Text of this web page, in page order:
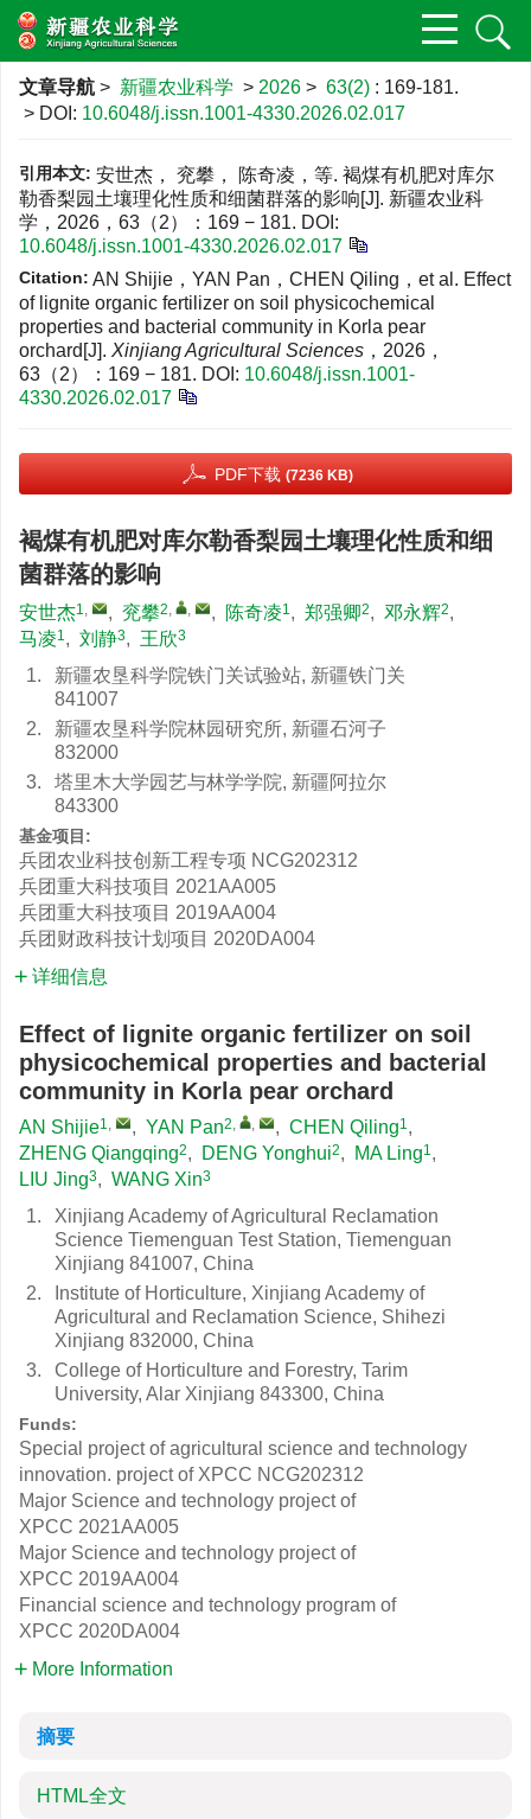
文章导航 > 新疆农业科学 > 2026 > 63(2) : 169-181.
> DOI: 10.6048/j.issn.1001-4330.2026.02.017
引用本文: 安世杰， 兖攀， 陈奇凌，等. 褐煤有机肥对库尔
勒香梨园土壤理化性质和细菌群落的影响[J]. 新疆农业科
学，2026，63（2）：169 − 181. DOI:
10.6048/j.issn.1001-4330.2026.02.017
Citation: AN Shijie，YAN Pan，CHEN Qiling，et al. Effect
of lignite organic fertilizer on soil physicochemical
properties and bacterial community in Korla pear
orchard[J]. Xinjiang Agricultural Sciences ，2026，
63（2）：169 − 181. DOI: 10.6048/j.issn.1001-
4330.2026.02.017
PDF下载 (7236 KB)
褐煤有机肥对库尔勒香梨园土壤理化性质和细
菌群落的影响
安世杰1, , 兖攀2, , , 陈奇凌1, 郑强卿2, 邓永辉2,
马凌1, 刘静3, 王欣3
1.
新疆农垦科学院铁门关试验站, 新疆铁门关
841007
2.
新疆农垦科学院林园研究所, 新疆石河子
832000
3.
塔里木大学园艺与林学学院, 新疆阿拉尔
843300
基金项目:
兵团农业科技创新工程专项 NCG202312
兵团重大科技项目 2021AA005
兵团重大科技项目 2019AA004
兵团财政科技计划项目 2020DA004
详细信息
Effect of lignite organic fertilizer on soil
physicochemical properties and bacterial
community in Korla pear orchard
AN Shijie1, , YAN Pan2, , , CHEN Qiling1,
ZHENG Qiangqing2, DENG Yonghui2, MA Ling1,
LIU Jing3, WANG Xin3
1.
Xinjiang Academy of Agricultural Reclamation
Science Tiemenguan Test Station, Tiemenguan
Xinjiang 841007, China
2.
Institute of Horticulture, Xinjiang Academy of
Agricultural and Reclamation Science, Shihezi
Xinjiang 832000, China
3.
College of Horticulture and Forestry, Tarim
University, Alar Xinjiang 843300, China
Funds:
Special project of agricultural science and technology
innovation. project of XPCC NCG202312
Major Science and technology project of
XPCC 2021AA005
Major Science and technology project of
XPCC 2019AA004
Financial science and technology program of
XPCC 2020DA004
More Information
摘要
HTML全文